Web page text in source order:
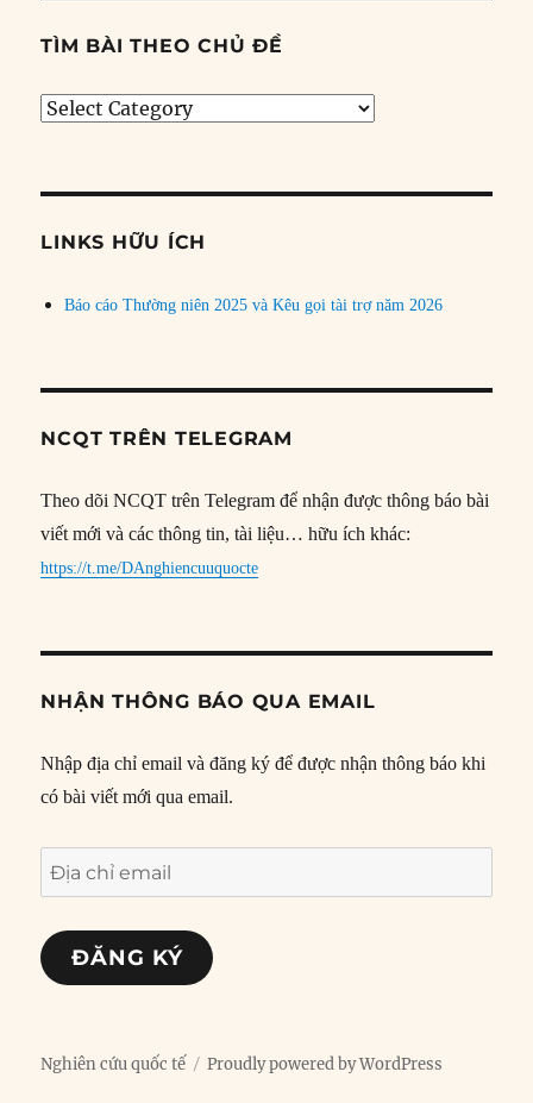
TÌM BÀI THEO CHỦ ĐỀ
Tìm
đề
LINKS HỮU ÍCH
Báo cáo Thường niên 2025 và Kêu gọi tài trợ năm 2026
NCQT TRÊN TELEGRAM
Theo dõi NCQT trên Telegram để nhận được thông báo bài
viết mới và các thông tin, tài liệu… hữu ích khác:
https://t.me/DAnghiencuuquocte
NHẬN THÔNG BÁO QUA EMAIL
Nhập địa chỉ email và đăng ký để được nhận thông báo khi
có bài viết mới qua email.
Địa
chỉ
email
ĐĂNG KÝ
Nghiên cứu quốc tế Proudly powered by WordPress